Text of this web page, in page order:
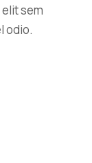
sem
odio.